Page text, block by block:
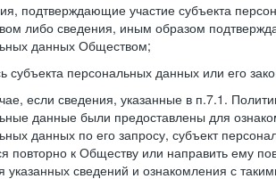
подтверждающие участие субъекта
либо сведения, иным образом
данных Обществом;
субъекта персональных данных или его
если сведения, указанные в п.7.1.
данные были предоставлены для
данных по его запросу, субъект
повторно к Обществу или направить ему
указанных сведений и ознакомления с